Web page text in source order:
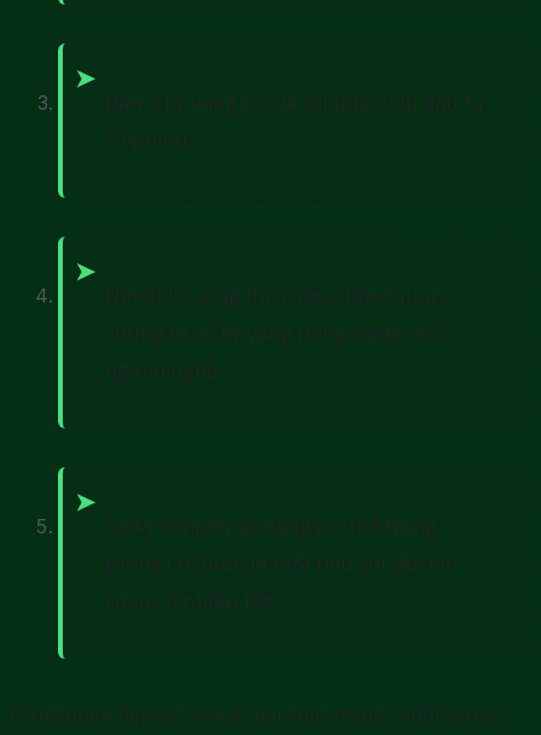
Bán ở kỳ vọng cao là tối thiểu khi đầu tư
cổ phiếu
Ngoài kỳ vọng thị trường tổng quan,
chúng ta có kỳ vọng riêng trong mỗi
ngành nghề
Sự kỳ vọng từ số đông (có thể trong
tương lai) luôn là một tiêu chí cần khi
chọn cổ phiếu tốt
Đừng quên tiếp tục với các bài khác trong chuỗi series: